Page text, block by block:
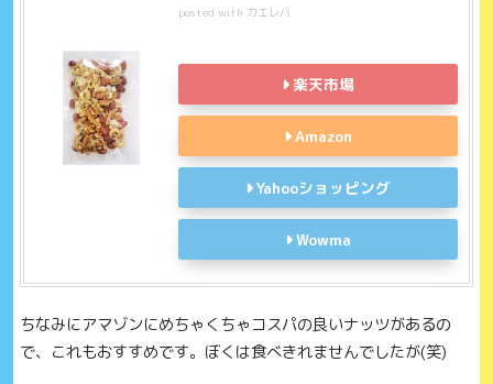
posted with カエレバ
楽天市場
Amazon
Yahooショッピング
Wowma
ちなみにアマゾンにめちゃくちゃコスパの良いナッツがあるの
で、これもおすすめです。ぼくは食べきれませんでしたが(笑)